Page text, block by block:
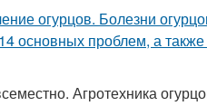
Агротехника